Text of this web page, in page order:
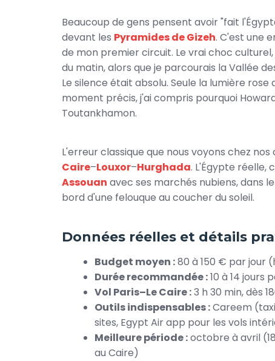
Beaucoup de gens pensent avoir "fait
devant les Pyramides de Gizeh. C'est une
de mon premier circuit. Le vrai choc culturel,
du matin, alors que je parcourais la Vallée
Le silence était absolu. Seule la lumière
moment précis, j'ai compris pourquoi
Toutankhamon.
L'erreur classique que nous voyons chez
Caire–Louxor–Hurghada. L'Égypte réelle,
Assouan avec ses marchés nubiens, dans
bord d'une felouque au coucher du soleil.
Données réelles et détails
Budget moyen :80 à 150 € par jour
Durée recommandée :10 à 14 jours
Vol Paris–Le Caire :3 h 30 min, dès
Outils indispensables :Careem
sites, Egypt Air app pour les vols
Meilleure période :octobre à avril
au Caire)